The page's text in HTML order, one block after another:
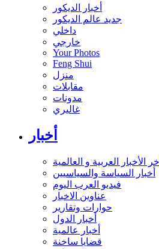
أخبار الديكور
جديد عالم الديكور
داخلي
خارجي
Your Photos
Feng Shui
منزل
مقابلات
مدونات
غاليري
أخبار
أخر الأخبار العربية و العالمية
أخبار السياسة والسياسيين
فيديو العرب اليوم
عناوين الاخبار
حوارات وتقارير
أخبار الدول
أخبار عالمية
قضايا ساخنة